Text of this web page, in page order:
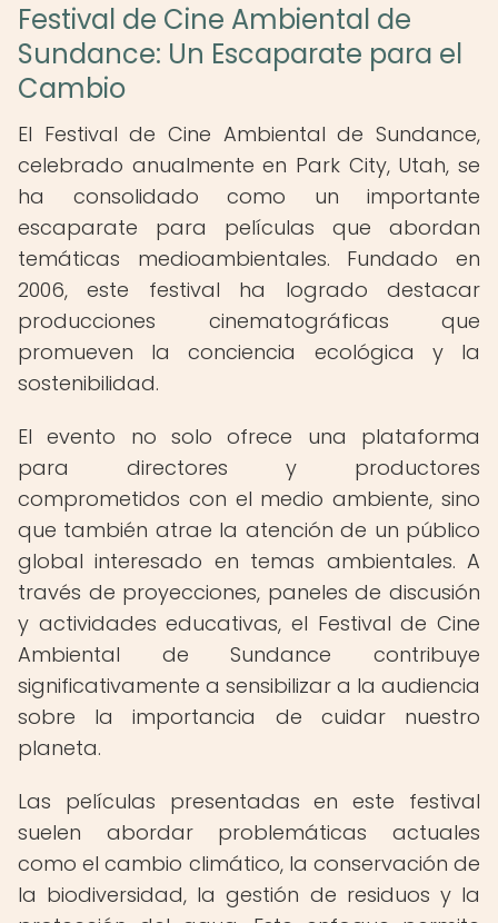
Festival de Cine Ambiental de
Sundance: Un Escaparate para el
Cambio
El Festival de Cine Ambiental de Sundance,
celebrado anualmente en Park City, Utah, se
ha consolidado como un importante
escaparate para películas que abordan
temáticas medioambientales. Fundado en
2006, este festival ha logrado destacar
producciones cinematográficas que
promueven la conciencia ecológica y la
sostenibilidad.
El evento no solo ofrece una plataforma
para directores y productores
comprometidos con el medio ambiente, sino
que también atrae la atención de un público
global interesado en temas ambientales. A
través de proyecciones, paneles de discusión
y actividades educativas, el Festival de Cine
Ambiental de Sundance contribuye
significativamente a sensibilizar a la audiencia
sobre la importancia de cuidar nuestro
planeta.
Las películas presentadas en este festival
suelen abordar problemáticas actuales
como el cambio climático, la conservación de
la biodiversidad, la gestión de residuos y la